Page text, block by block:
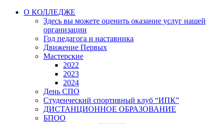
О КОЛЛЕДЖЕ
Здесь вы можете оценить оказание услуг нашей
организации
Год педагога и наставника
Движение Первых
Мастерские
2022
2023
2024
День СПО
Студенческий спортивный клуб “ИПК”
ДИСТАНЦИОННОЕ ОБРАЗОВАНИЕ
БПОО